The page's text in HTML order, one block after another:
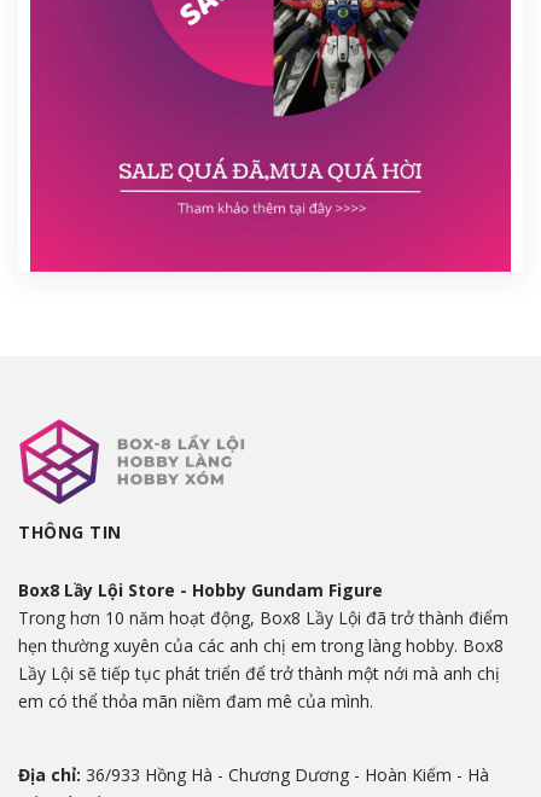
THÔNG TIN
Box8 Lầy Lội Store - Hobby Gundam Figure
Trong hơn 10 năm hoạt động, Box8 Lầy Lội đã trở thành điểm
hẹn thường xuyên của các anh chị em trong làng hobby. Box8
Lầy Lội sẽ tiếp tục phát triển để trở thành một nới mà anh chị
em có thể thỏa mãn niềm đam mê của mình.
Địa chỉ: 36/933 Hồng Hà - Chương Dương - Hoàn Kiếm - Hà